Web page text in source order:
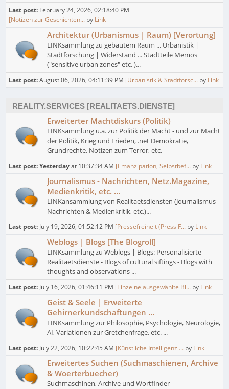
Last post: February 24, 2026, 02:18:40 PM
[Notizen zur Geschichten... by Link
Architektur (Urbanismus | Raum) [Verortung]
LINKsammlung zu gebautem Raum ... Urbanistik |
Stadtforschung | Widerstand ... Stadtteile Memos
("sensitive urban zones" etc. )...
Last post:August 06, 2026, 04:11:39 PM [Urbanistik & Stadtforsc... by Link
REALITY.SERVICES [REALITAETS.DIENSTE]
Erweiterter Machtdiskurs (Politik)
LINKsammlung u.a. zur Politik der Macht - und zur Macht
der Politik, Krieg und Frieden, .net Demokratie,
Grundrechte, Notizen zum Terror, etc.
Last post:Yesterdayat 10:37:34 AM [Emanzipation, Selbstbef... by Link
Journalismus - Nachrichten, Netz.Magazine,
Medienkritik, etc. ...
LINKansammlung von Realitaetsdiensten (Journalismus -
Nachrichten & Medienkritik, etc.)...
Last post: July 19, 2026, 01:52:12 PM [Pressefreiheit (Press F... by Link
Weblogs | Blogs [The Blogroll]
LINKsammlung zu Weblogs | Blogs: Personalisierte
Realitaetsdienste - Blogs of cultural siftings - Blogs with
thoughts and observations ...
Last post: July 16, 2026, 01:46:11 PM [Einzelne ausgewählte Bl... by Link
Geist & Seele | Erweiterte
Gehirnerkundschaftungen ...
LINKsammlung zur Philosophie, Psychologie, Neurologie,
AI, Variationen zur Gretchenfrage, etc. ...
Last post: July 22, 2026, 10:22:45 AM [Künstliche Intelligenz ... by Link
Erweitertes Suchen (Suchmaschienen, Archive
& Woerterbuecher)
Suchmaschinen, Archive und Wortfinder